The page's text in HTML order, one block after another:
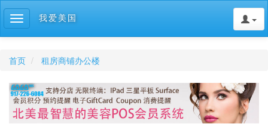
Toggle
navigation
我爱美国
首页 租房商铺办公楼